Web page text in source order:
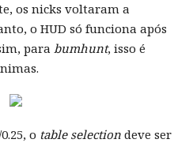
os nicks voltaram a
o HUD só funciona após
para bumhunt, isso é
o table selection deve ser